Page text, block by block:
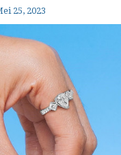
25, 2023